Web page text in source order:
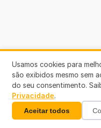
Usamos cookies para
são exibidos mesmo sem
do seu consentimento.
Privacidade.
Aceitar todos